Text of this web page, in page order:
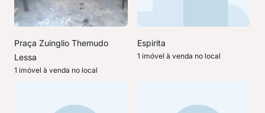
Praça Zuinglio Themudo
Lessa
1 imóvel à venda no local
Espirita
1 imóvel à venda no local